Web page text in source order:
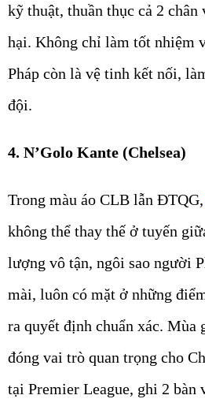
kỹ thuật, thuần thục cả 2
hại. Không chỉ làm tốt nhiệm
Pháp còn là vệ tinh kết nối,
đội.
4. N’Golo Kante (Chelsea)
Trong màu áo CLB lẫn ĐTQG,
không thể thay thế ở tuyến
lượng vô tận, ngôi sao người
mài, luôn có mặt ở những
ra quyết định chuẩn xác. Mùa
đóng vai trò quan trọng cho
tại Premier League, ghi 2 bàn